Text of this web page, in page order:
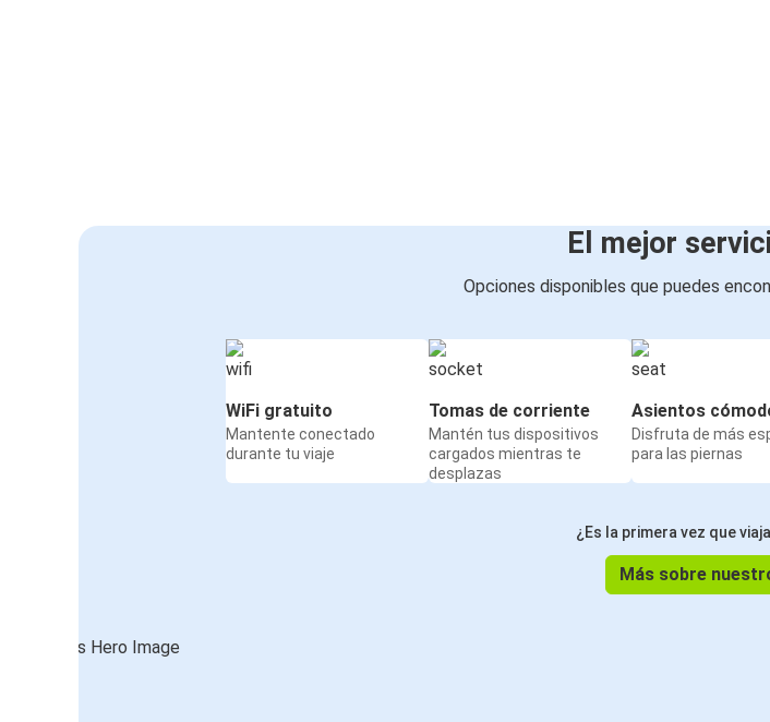
El mejor
Opciones disponibles que puedes
WiFi gratuito
Mantente conectado
durante tu viaje
Tomas de corriente
Mantén tus dispositivos
cargados mientras te
desplazas
Asientos
Disfruta de más
para las piernas
¿Es la primera vez que
Más sobre